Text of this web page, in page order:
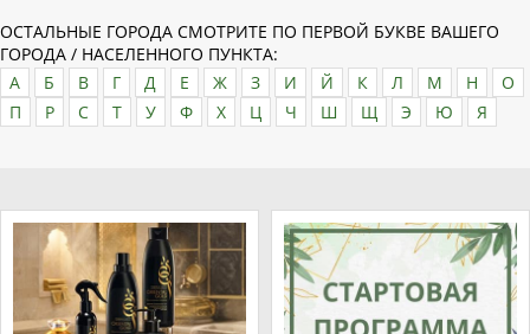
ОСТАЛЬНЫЕ ГОРОДА СМОТРИТЕ ПО ПЕРВОЙ БУКВЕ ВАШЕГО
ГОРОДА / НАСЕЛЕННОГО ПУНКТА:
А
Б В Г Д Е Ж З И Й К Л М Н
О
П
Р С Т У Ф Х Ц Ч Ш Щ Э Ю Я